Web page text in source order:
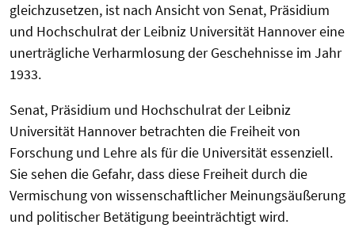
gleichzusetzen, ist nach Ansicht von Senat, Präsidium
und Hochschulrat der Leibniz Universität Hannover eine
unerträgliche Verharmlosung der Geschehnisse im Jahr
1933.
Senat, Präsidium und Hochschulrat der Leibniz
Universität Hannover betrachten die Freiheit von
Forschung und Lehre als für die Universität essenziell.
Sie sehen die Gefahr, dass diese Freiheit durch die
Vermischung von wissenschaftlicher Meinungsäußerung
und politischer Betätigung beeinträchtigt wird.